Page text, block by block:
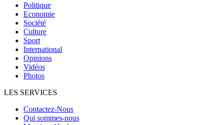
Politique
Economie
Société
Culture
Sport
International
Opinions
Vidéos
Photos
LES SERVICES
Contactez-Nous
Qui sommes-nous